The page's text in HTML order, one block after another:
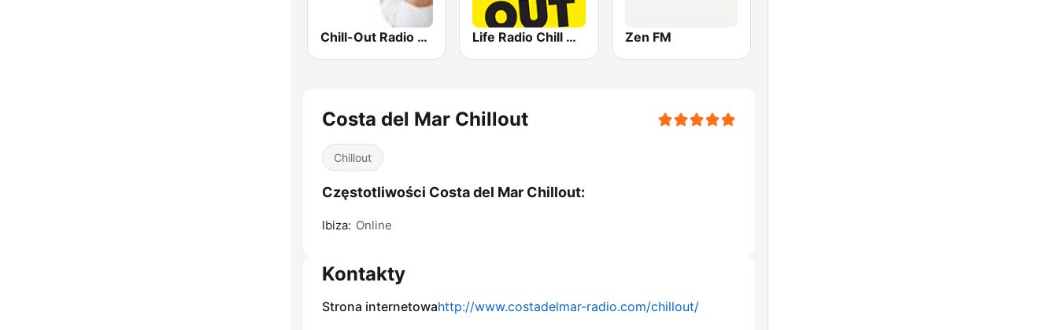
Chill-Out Radio Gaia Life Radio Chill Out Zen FM
Costa del Mar Chillout
Chillout
Częstotliwości Costa del Mar Chillout:
Ibiza: Online
Kontakty
Strona internetowahttp://www.costadelmar-radio.com/chillout/